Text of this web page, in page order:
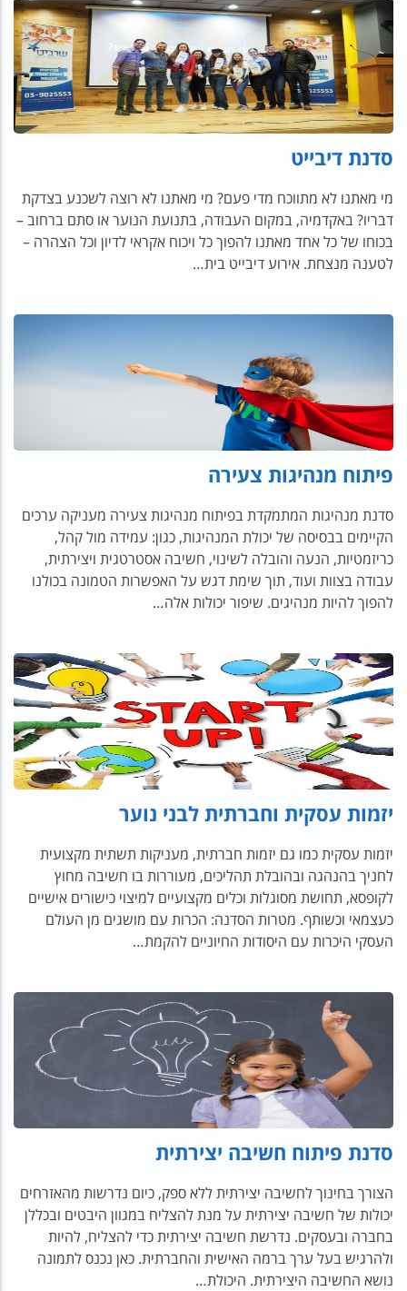
סדנת דיבייט
מי מאתנו לא מתווכח מדי פעם? מי מאתנו לא רוצה לשכנע בצדקת
דבריו? באקדמיה, במקום העבודה, בתנועת הנוער או סתם ברחוב –
בכוחו של כל אחד מאתנו להפוך כל ויכוח אקראי לדיון וכל הצהרה –
לטענה מנצחת. אירוע דיבייט בית…
פיתוח מנהיגות צעירה
סדנת מנהיגות המתמקדת בפיתוח מנהיגות צעירה מעניקה ערכים
הקיימים בבסיסה של יכולת המנהיגות, כגון: עמידה מול קהל,
כריזמטיות, הנעה והובלה לשינוי, חשיבה אסטרטגית ויצירתית,
עבודה בצוות ועוד, תוך שימת דגש על האפשרות הטמונה בכולנו
להפוך להיות מנהיגים. שיפור יכולות אלה…
יזמות עסקית וחברתית לבני נוער
יזמות עסקית כמו גם יזמות חברתית, מעניקות תשתית מקצועית
לחניך בהנהגה ובהובלת תהליכים, מעוררות בו חשיבה מחוץ
לקופסא, תחושת מסוגלות וכלים מקצועיים למיצוי כישורים אישיים
כעצמאי וכשותף. מטרות הסדנה: הכרות עם מושגים מן העולם
העסקי היכרות עם היסודות החיוניים להקמת…
סדנת פיתוח חשיבה יצירתית
הצורך בחינוך לחשיבה יצירתית ללא ספק, כיום נדרשות מהאזרחים
יכולות של חשיבה יצירתית על מנת להצליח במגוון היבטים ובכללן
בחברה ובעסקים. נדרשת חשיבה יצירתית כדי להצליח, להיות
ולהרגיש בעל ערך ברמה האישית והחברתית. כאן נכנס לתמונה
נושא החשיבה היצירתית. היכולת…